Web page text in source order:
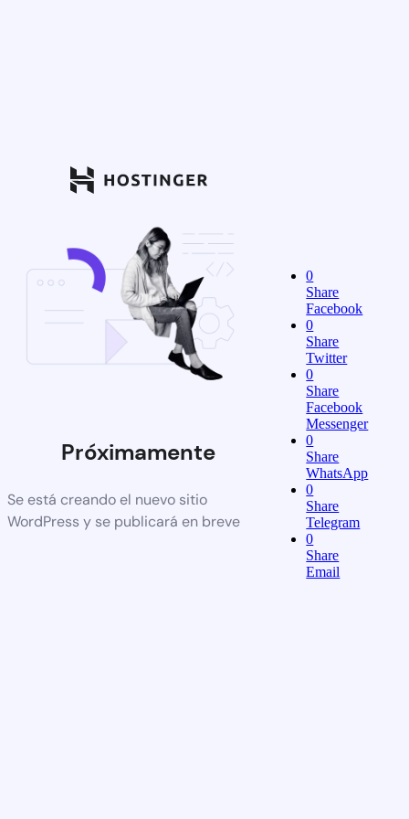
Próximamente
Se está creando el nuevo sitio
WordPress y se publicará en breve
0
Share
Facebook
0
Share
Twitter
0
Share
Facebook
Messenger
0
Share
WhatsApp
0
Share
Telegram
0
Share
Email